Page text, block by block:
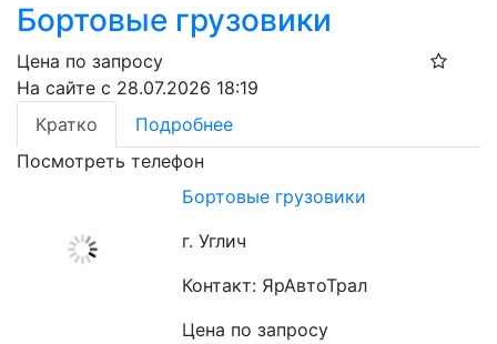
Бортовые грузовики
Цена по запросу
На сайте с 28.07.2026 18:19
Кратко
Подробнее
Посмотреть телефон
Бортовые грузовики
г. Углич
Контакт: ЯрАвтоТрал
Цена по запросу